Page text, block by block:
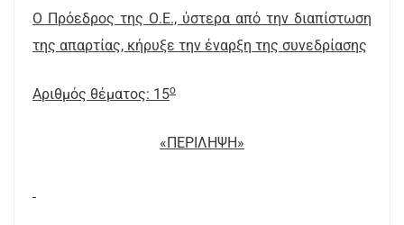
Ο Πρόεδρος της Ο.Ε., ύστερα από την διαπίστωση
της απαρτίας, κήρυξε την έναρξη της συνεδρίασης
Αριθμός θέματος: 15ο
«ΠΕΡΙΛΗΨΗ»